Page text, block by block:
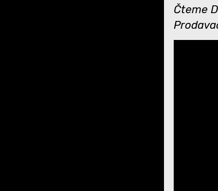
Čteme